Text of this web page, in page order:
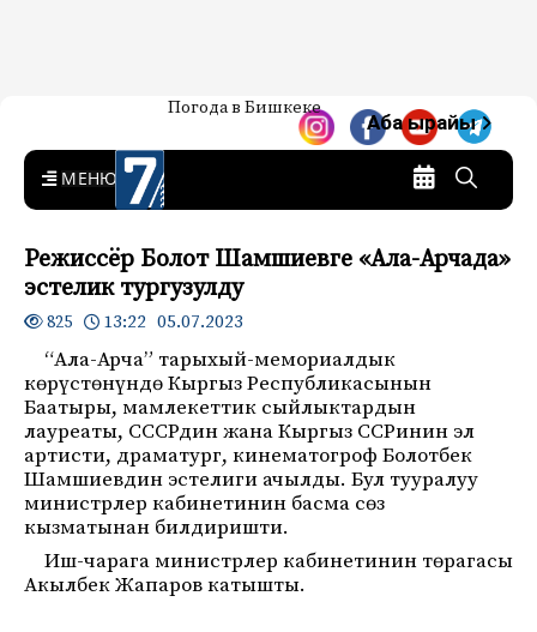
7-канал. Жаңылыктар —
Кыргызстан
Жаңылыктар — Кыргызстан
Погода в Бишкеке
Аба ырайы
MENU
Режиссёр Болот Шамшиевге «Ала-Арчада»
эстелик тургузулду
825 13:22 05.07.2023
“Ала-Арча” тарыхый-мемориалдык
көрүстөнүндө Кыргыз Республикасынын
Баатыры, мамлекеттик сыйлыктардын
лауреаты, СССРдин жана Кыргыз ССРинин эл
артисти, драматург, кинематогроф Болотбек
Шамшиевдин эстелиги ачылды. Бул тууралуу
министрлер кабинетинин басма сөз
кызматынан билдиришти.
Иш-чарага министрлер кабинетинин төрагасы
Акылбек Жапаров катышты.